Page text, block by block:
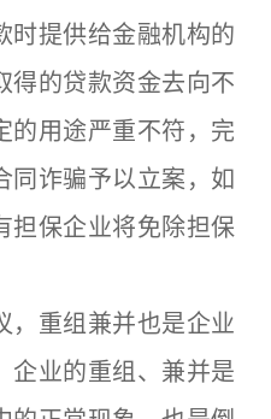
时提供给金融机构的
得的贷款资金去向不
的用途严重不符，完
同诈骗予以立案，如
担保企业将免除担保
，重组兼并也是企业
企业的重组、兼并是